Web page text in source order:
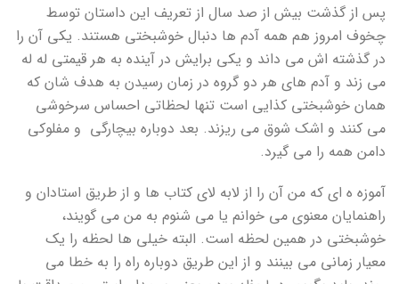
پس از گذشت بیش از صد سال از تعریف این داستان توسط
چخوف امروز هم همه آدم ها دنبال خوشبختی هستند. یکی آن را
در گذشته اش می داند و یکی برایش در آینده به هر قیمتی له له
می زند و آدم های هر دو گروه در زمان رسیدن به هدف شان که
همان خوشبختی کذایی است تنها لحظاتی احساس سرخوشی
می کنند و اشک شوق می ریزند. بعد دوباره بیچارگی و مفلوکی
دامن همه را می گیرد.
آموزه ه ای که من آن را از لابه لای کتاب ها و از طریق استادان و
راهنمایان معنوی می خوانم یا می شنوم به من می گویند،
خوشبختی در همین لحظه است. البته خیلی ها لحظه را یک
معیار زمانی می بینند و از این طریق دوباره راه را به خطا می